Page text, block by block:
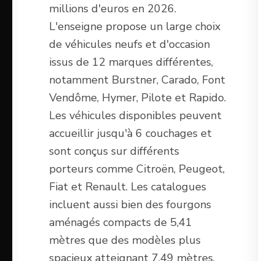
millions d'euros en 2026.
L'enseigne propose un large choix
de véhicules neufs et d'occasion
issus de 12 marques différentes,
notamment Burstner, Carado, Font
Vendôme, Hymer, Pilote et Rapido.
Les véhicules disponibles peuvent
accueillir jusqu'à 6 couchages et
sont conçus sur différents
porteurs comme Citroën, Peugeot,
Fiat et Renault. Les catalogues
incluent aussi bien des fourgons
aménagés compacts de 5,41
mètres que des modèles plus
spacieux atteignant 7,49 mètres.